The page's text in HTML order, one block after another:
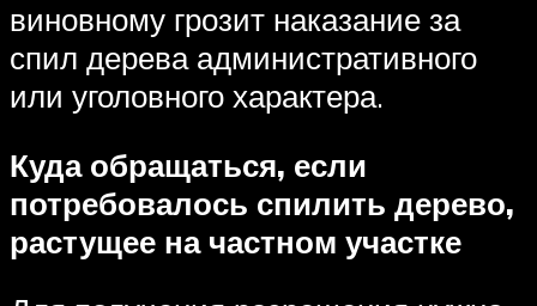
виновному грозит наказание за
спил дерева административного
или уголовного характера.
Куда обращаться, если
потребовалось спилить дерево,
растущее на частном участке